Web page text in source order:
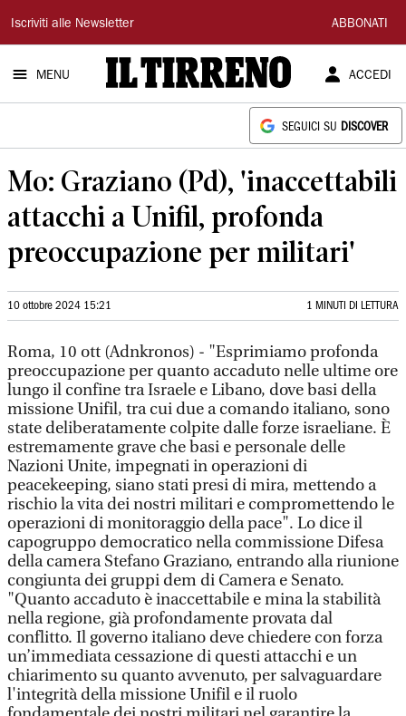
Il
Tirreno
Iscriviti alle Newsletter ABBONATI
MENU ACCEDI
SEGUICI SU DISCOVER
Mo: Graziano (Pd), 'inaccettabili
attacchi a Unifil, profonda
preoccupazione per militari'
10 ottobre 2024 15:21 1 MINUTI DI LETTURA
Roma, 10 ott (Adnkronos) - "Esprimiamo profonda
preoccupazione per quanto accaduto nelle ultime ore
lungo il confine tra Israele e Libano, dove basi della
missione Unifil, tra cui due a comando italiano, sono
state deliberatamente colpite dalle forze israeliane. È
estremamente grave che basi e personale delle
Nazioni Unite, impegnati in operazioni di
peacekeeping, siano stati presi di mira, mettendo a
rischio la vita dei nostri militari e compromettendo le
operazioni di monitoraggio della pace". Lo dice il
capogruppo democratico nella commissione Difesa
della camera Stefano Graziano, entrando alla riunione
congiunta dei gruppi dem di Camera e Senato.
"Quanto accaduto è inaccettabile e mina la stabilità
nella regione, già profondamente provata dal
conflitto. Il governo italiano deve chiedere con forza
un’immediata cessazione di questi attacchi e un
chiarimento su quanto avvenuto, per salvaguardare
l'integrità della missione Unifil e il ruolo